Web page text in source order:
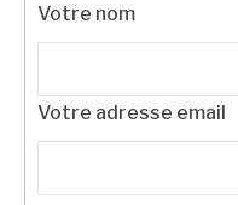
Votre nom
Votre adresse email